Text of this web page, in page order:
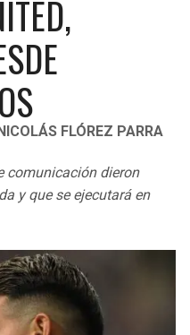
FLÓREZ PARRA
comunicación dieron
y que se ejecutará en